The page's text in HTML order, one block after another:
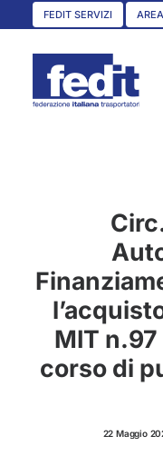
FEDIT SERVIZI
CIRCOLARI
UNISCITI A NOI
CONVENZIONI
ASSOCIAZIONI
MIT
corso di
22 Maggio